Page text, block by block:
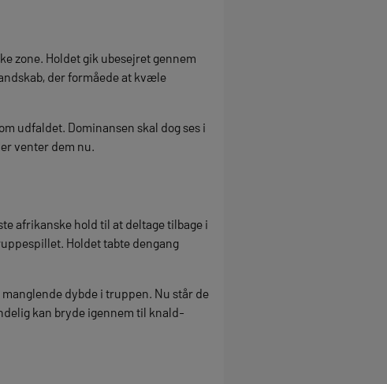
zone. Holdet gik ubesejret gennem
der formåede at kvæle
udfaldet. Dominansen skal dog ses i
venter dem nu.
afrikanske hold til at deltage tilbage i
Holdet tabte dengang
dybde i truppen. Nu står de
kan bryde igennem til knald-